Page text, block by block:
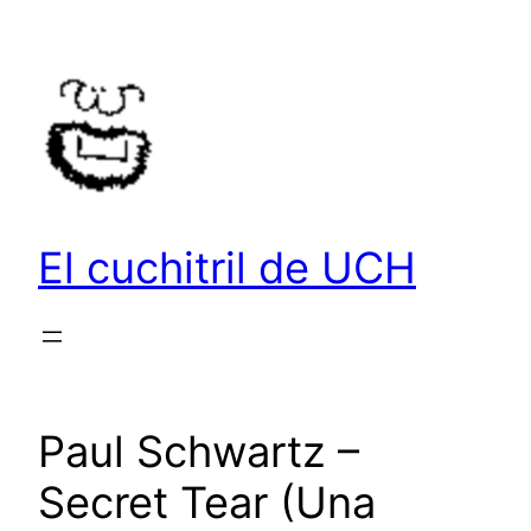
contenido
El cuchitril de UCH
Paul Schwartz –
Secret Tear (Una